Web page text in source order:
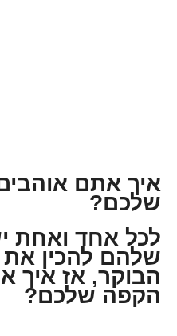
איך אתם
שלכם?
לכל אחד ואחת
שלהם להכין
הבוקר, אז איך
הקפה שלכם?